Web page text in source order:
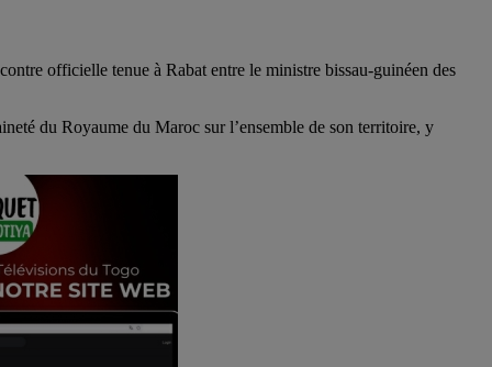
officielle tenue à Rabat entre le ministre bissau-guinéen des
du Royaume du Maroc sur l’ensemble de son territoire, y